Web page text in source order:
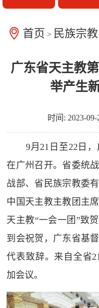
首页 > 民族宗教
广东省天主教
举产生
时间: 2023-09-
9月21日至22日
在广州召开。省委统
战部、省民族宗教委
中国天主教主教团主
天主教“一会一团”致
到会祝贺，广东省基
代表致辞。来自全省
加会议。